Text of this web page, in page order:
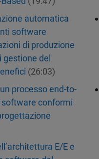
automatica
software
di produzione
del
(26:03)
processo end-to-
software conformi
E/E e